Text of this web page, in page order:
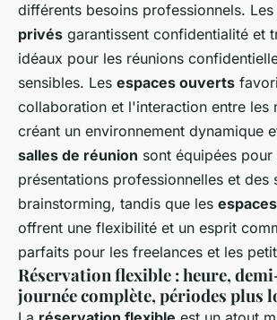
différents besoins professionnels. Les
privés garantissent confidentialité et
idéaux pour les réunions
sensibles. Les espaces ouverts
collaboration et l'interaction entre les
créant un environnement dynamique
salles de réunion sont équipées pour
présentations professionnelles et des
brainstorming, tandis que les
offrent une flexibilité et un esprit
parfaits pour les freelances et les
Réservation flexible : heure,
journée complète, périodes plus